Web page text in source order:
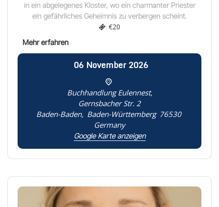
in ein abgelegenes Kloster, wo ein charmanter Priester
ein gefährliches Geheimnis zu verbergen scheint.
€20
06 November 2026
Buchhandlung Eulennest,
Gernsbacher Str. 2
Baden-Baden, Baden-Württemberg 76530
Germany
Google Karte anzeigen